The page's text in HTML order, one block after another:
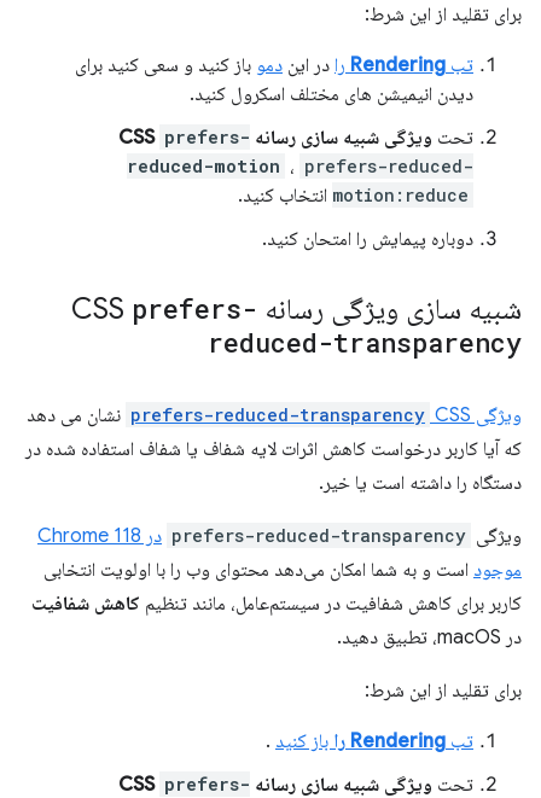
برای تقلید از این شرط:
تب Rendering را در این دمو باز کنید و سعی کنید برای
دیدن انیمیشن های مختلف اسکرول کنید.
تحت ویژگی شبیه سازی رسانه CSS prefers-
reduced-motion ، prefers-reduced-
motion:reduce انتخاب کنید.
دوباره پیمایش را امتحان کنید.
شبیه سازی ویژگی رسانه CSS prefers-
reduced-transparency
ویژگی prefers-reduced-transparency CSS
نشان می دهد
که آیا کاربر درخواست کاهش اثرات لایه شفاف یا شفاف استفاده شده در
دستگاه را داشته است یا خیر.
ویژگی prefers-reduced-transparency
در Chrome 118
موجود است و به شما امکان می‌دهد محتوای وب را با اولویت انتخابی
کاربر برای کاهش شفافیت در سیستم‌عامل، مانند تنظیم کاهش شفافیت
در macOS، تطبیق دهید.
برای تقلید از این شرط:
تب Rendering را باز کنید .
تحت ویژگی شبیه سازی رسانه CSS prefers-